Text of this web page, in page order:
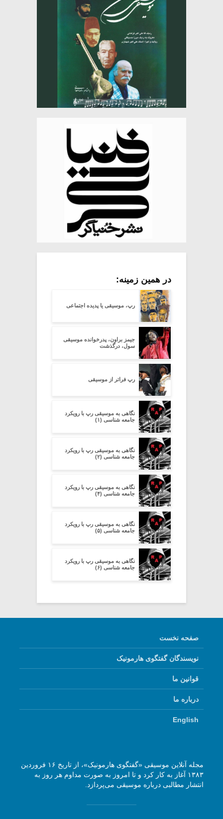
در همین زمینه:
رپ، موسیقی یا پدیده اجتماعی
جیمز براون، پدرخوانده موسیقی
سول، درگذشت
رپ فراتر از موسیقی
نگاهی به موسیقی رپ با رویکرد
جامعه شناسی (۱)
نگاهی به موسیقی رپ با رویکرد
جامعه شناسی (۲)
نگاهی به موسیقی رپ با رویکرد
جامعه شناسی (۴)
نگاهی به موسیقی رپ با رویکرد
جامعه شناسی (۵)
نگاهی به موسیقی رپ با رویکرد
جامعه شناسی (۶)
صفحه نخست
نویسندگان گفتگوی هارمونیک
قوانین ما
درباره ما
English
مجله آنلاین موسیقی «گفتگوی هارمونیک»، از تاریخ ۱۶ فروردین
۱۳۸۳ آغاز به کار کرد و تا امروز به صورت مداوم هر روز به
انتشار مطالبی درباره موسیقی می‌پردازد.